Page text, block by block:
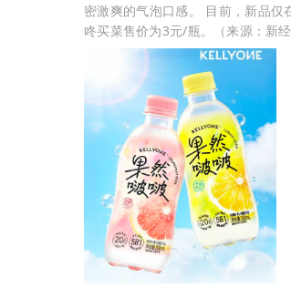
密激爽的气泡口感。 目前，新品
咚买菜售价为3元/瓶。（来源：新经